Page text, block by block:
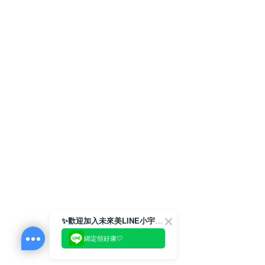
✨歡迎加入未來美LINE小宇宙💫
綁定領好康🤍